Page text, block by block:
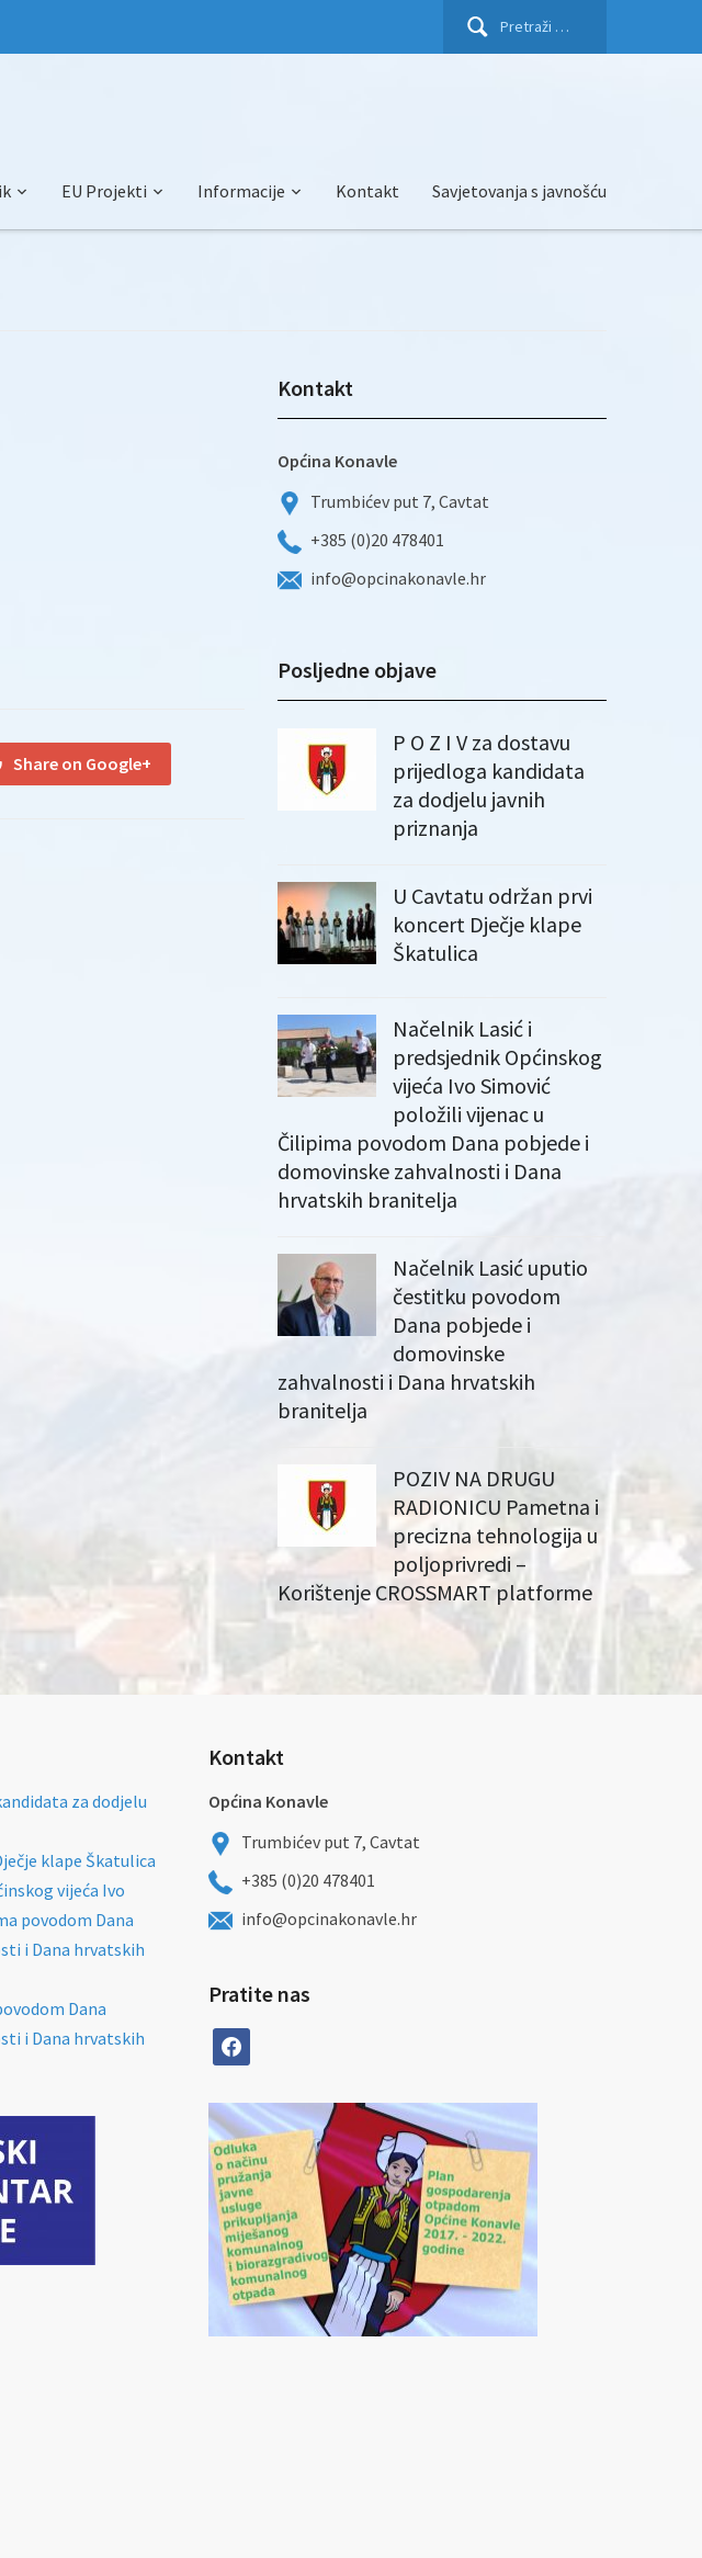
Pretraži:
EU Projekti Informacije Kontakt Savjetovanja s javnošću
Share on Google+
Kontakt
Općina Konavle
Trumbićev put 7, Cavtat
+385 (0)20 478401
info@opcinakonavle.hr
Posljedne objave
P O Z I V za dostavu
prijedloga kandidata
za dodjelu javnih
priznanja
U Cavtatu održan prvi
koncert Dječje klape
Škatulica
Načelnik Lasić i
predsjednik Općinskog
vijeća Ivo Simović
položili vijenac u
Čilipima povodom Dana pobjede i
domovinske zahvalnosti i Dana
hrvatskih branitelja
Načelnik Lasić uputio
čestitku povodom
Dana pobjede i
domovinske
zahvalnosti i Dana hrvatskih
branitelja
POZIV NA DRUGU
RADIONICU Pametna i
precizna tehnologija u
poljoprivredi –
Korištenje CROSSMART platforme
za dodjelu
klape Škatulica
vijeća Ivo
povodom Dana
i Dana hrvatskih
Dana
i Dana hrvatskih
Kontakt
Općina Konavle
Trumbićev put 7, Cavtat
+385 (0)20 478401
info@opcinakonavle.hr
Pratite nas
facebook